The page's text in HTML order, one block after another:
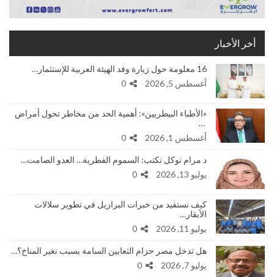
أخر الأخبار
16 معلومة حول زيارة وفد الهيئة العربية للإستثمار…
أغسطس 5, 2026
«الأطباء البيطريين»: أهمية الحد من مخاطر تحول أمراض
…
أغسطس 1, 2026
د مرام توكل تكتب: السموم الفطرية… العدو الصامت…
يوليو 13, 2026
كيف نستفيد من خبرات البرازيل في تطوير سلالات
الأبقار…
يوليو 11, 2026
هل تدخل مصر حزام الثعابين السامة بسبب تغير المناخ؟…
يوليو 7, 2026